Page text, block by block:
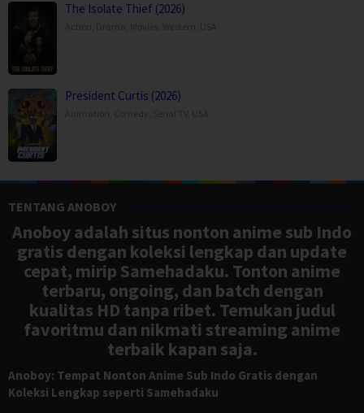
The Isolate Thief (2026)
President Curtis (2026)
TENTANG ANOBOY
Anoboy adalah situs nonton anime sub Indo
gratis dengan koleksi lengkap dan update
cepat, mirip Samehadaku. Tonton anime
terbaru, ongoing, dan batch dengan
kualitas HD tanpa ribet. Temukan judul
favoritmu dan nikmati streaming anime
terbaik kapan saja.
Anoboy: Tempat Nonton Anime Sub Indo Gratis dengan
Koleksi Lengkap seperti Samehadaku